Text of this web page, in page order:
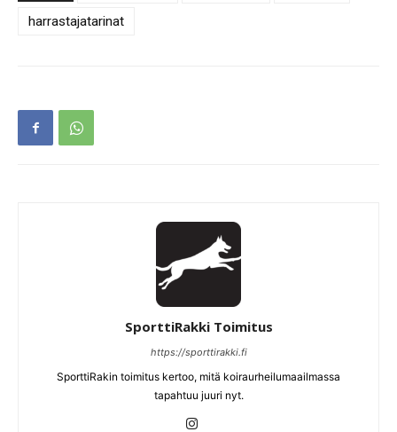
harrastajatarinat
SporttiRakki Toimitus
https://sporttirakki.fi
SporttiRakin toimitus kertoo, mitä koiraurheilumaailmassa
tapahtuu juuri nyt.